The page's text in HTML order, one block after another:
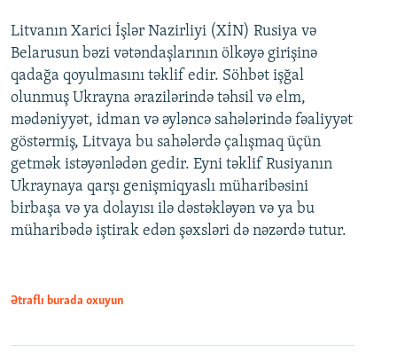
Litvanın Xarici İşlər Nazirliyi (XİN) Rusiya və
Belarusun bəzi vətəndaşlarının ölkəyə girişinə
qadağa qoyulmasını təklif edir. Söhbət işğal
olunmuş Ukrayna ərazilərində təhsil və elm,
mədəniyyət, idman və əyləncə sahələrində fəaliyyət
göstərmiş, Litvaya bu sahələrdə çalışmaq üçün
getmək istəyənlədən gedir. Eyni təklif Rusiyanın
Ukraynaya qarşı genişmiqyaslı müharibəsini
birbaşa və ya dolayısı ilə dəstəkləyən və ya bu
müharibədə iştirak edən şəxsləri də nəzərdə tutur.
Ətraflı burada oxuyun